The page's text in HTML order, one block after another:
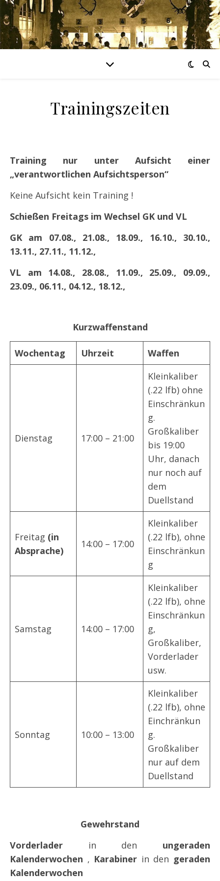
Trainingszeiten
Training nur unter Aufsicht einer
„verantwortlichen Aufsichtsperson“
Keine Aufsicht kein Training !
Schießen Freitags im Wechsel GK und VL
GK am 07.08., 21.08., 18.09., 16.10., 30.10.,
13.11., 27.11., 11.12.,
VL am 14.08., 28.08., 11.09., 25.09., 09.09.,
23.09., 06.11., 04.12., 18.12.,
Kurzwaffenstand
Wochentag Uhrzeit Waffen
Dienstag 17:00 – 21:00
Kleinkaliber
(.22 lfb) ohne
Einschränkun
g.
Großkaliber
bis 19:00
Uhr, danach
nur noch auf
dem
Duellstand
Freitag (in
Absprache)
14:00 – 17:00
Kleinkaliber
(.22 lfb), ohne
Einschränkun
g
Samstag 14:00 – 17:00
Kleinkaliber
(.22 lfb), ohne
Einschränkun
g,
Großkaliber,
Vorderlader
usw.
Sonntag 10:00 – 13:00
Kleinkaliber
(.22 lfb), ohne
Einchränkun
g.
Großkaliber
nur auf dem
Duellstand
Gewehrstand
Vorderlader in den ungeraden
Kalenderwochen , Karabiner in den geraden
Kalenderwochen